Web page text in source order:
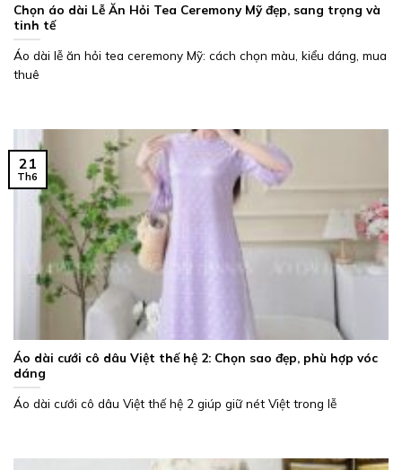
Chọn áo dài Lễ Ăn Hỏi Tea Ceremony Mỹ đẹp, sang trọng và
tinh tế
Áo dài lễ ăn hỏi tea ceremony Mỹ: cách chọn màu, kiểu dáng, mua
thuê
Áo dài cưới cô dâu Việt thế hệ 2: Chọn sao đẹp, phù hợp vóc
dáng
Áo dài cưới cô dâu Việt thế hệ 2 giúp giữ nét Việt trong lễ
21
Th6